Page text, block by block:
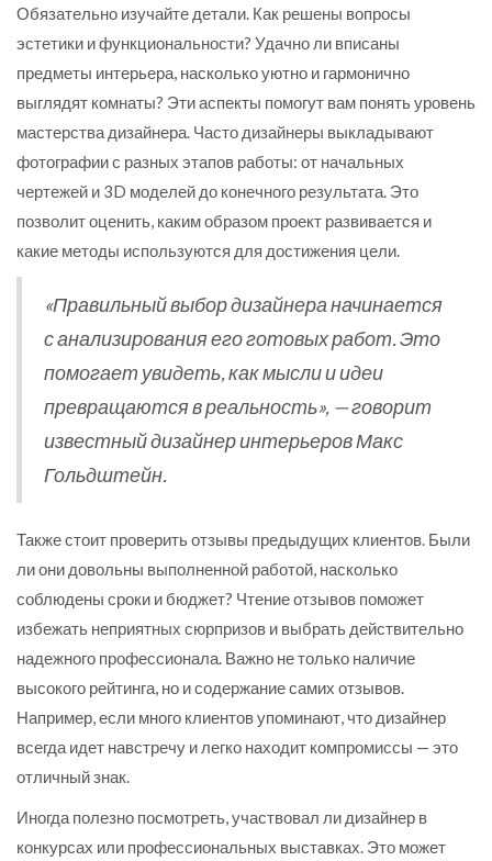
Обязательно изучайте детали. Как решены вопросы
эстетики и функциональности? Удачно ли вписаны
предметы интерьера, насколько уютно и гармонично
выглядят комнаты? Эти аспекты помогут вам понять уровень
мастерства дизайнера. Часто дизайнеры выкладывают
фотографии с разных этапов работы: от начальных
чертежей и 3D моделей до конечного результата. Это
позволит оценить, каким образом проект развивается и
какие методы используются для достижения цели.
«Правильный выбор дизайнера начинается
с анализирования его готовых работ. Это
помогает увидеть, как мысли и идеи
превращаются в реальность», — говорит
известный дизайнер интерьеров Макс
Гольдштейн.
Также стоит проверить отзывы предыдущих клиентов. Были
ли они довольны выполненной работой, насколько
соблюдены сроки и бюджет? Чтение отзывов поможет
избежать неприятных сюрпризов и выбрать действительно
надежного профессионала. Важно не только наличие
высокого рейтинга, но и содержание самих отзывов.
Например, если много клиентов упоминают, что дизайнер
всегда идет навстречу и легко находит компромиссы — это
отличный знак.
Иногда полезно посмотреть, участвовал ли дизайнер в
конкурсах или профессиональных выставках. Это может